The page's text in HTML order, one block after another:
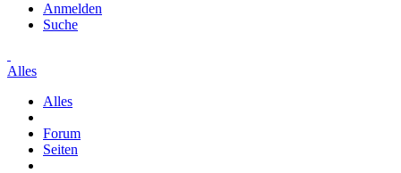
Anmelden
Suche
Alles
Alles
Forum
Seiten